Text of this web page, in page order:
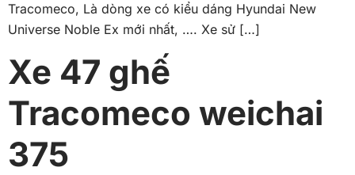
Tracomeco, Là dòng xe có kiểu dáng Hyundai New
Universe Noble Ex mới nhất, …. Xe sử […]
Xe 47 ghế
Tracomeco weichai
375